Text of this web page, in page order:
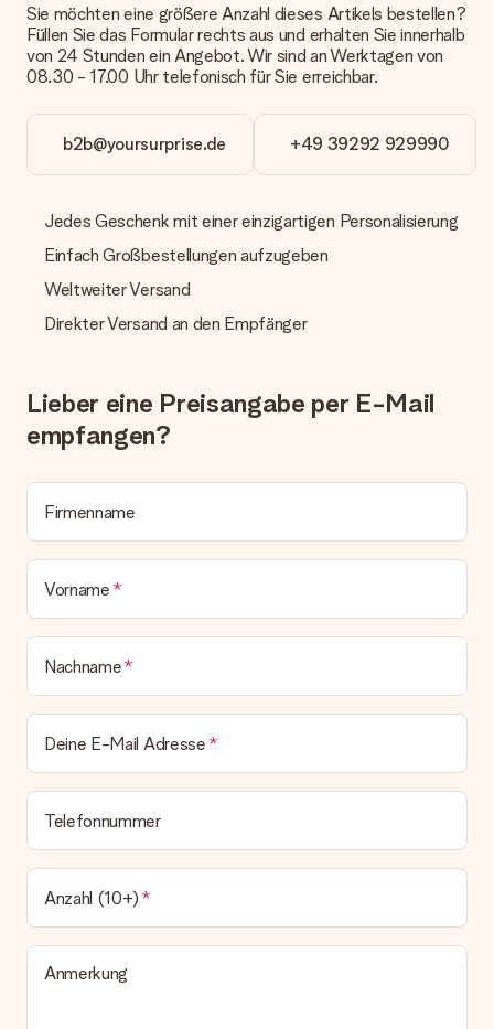
Päckchen versendet. Möchtest du wissen, ob es als Paket
oder Päckchen geliefert wird, kontaktiere bitte unseren
Kundenservice.
Wie kann ich meine Bestellung bezahlen?
Wir bieten die folgenden Zahlungsoptionen an: Vorauskasse
mit normaler Überweisung, Sofortüberweisung, Paypal,
manuellen Überweisung verlängert sich die Lieferzeit des
Geschenks jedoch um 3 Werktage.
Geschenk empfangen
Was, wenn das Geschenk meine Erwartungen nicht
kontaktieren. Dort wird dir umgehend ein passender
Lösungsvorschlag unterbreitet.
Alle Lieferungen erfolgen ohne Rechnung und/oder
Lieferschein. Die Rechnung zu deiner Bestellung erhältst du
Geschenk also direkt beim Empfänger liefern lassen und es
bleibt eine echte Überraschung!
Sie möchten eine größere Anzahl dieses Artikels bestellen?
Füllen Sie das Formular rechts aus und erhalten Sie innerhalb
von 24 Stunden ein Angebot. Wir sind an Werktagen von
08.30 - 17.00 Uhr telefonisch für Sie erreichbar.
b2b@yoursurprise.de +49 39292 929990
Jedes Geschenk mit einer einzigartigen Personalisierung
Einfach Großbestellungen aufzugeben
Weltweiter Versand
Direkter Versand an den Empfänger
Lieber eine Preisangabe per E-Mail
empfangen?
Firmenname
Vorname
Nachname
Deine E-Mail Adresse
Telefonnummer
Anzahl (10+)
Anmerkung